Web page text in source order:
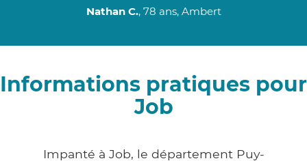
Nathan C., 78 ans, Ambert
Informations pratiques pour
Job
Impanté à Job, le département Puy-